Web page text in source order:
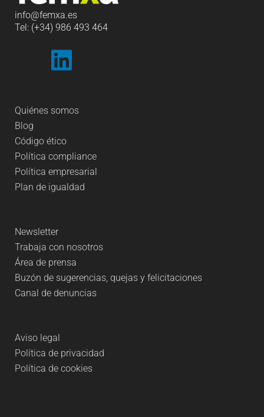
info@femxa.es
Tel: (+34) 986 493 464
Quiénes somos
Blog
Código ético
Política compliance
Política empresarial
Plan de igualdad
Newsletter
Trabaja con nosotros
Área de prensa
Buzón de sugerencias, quejas y felicitaciones
Canal de denuncias
Aviso legal
Política de privacidad
Política de cookies